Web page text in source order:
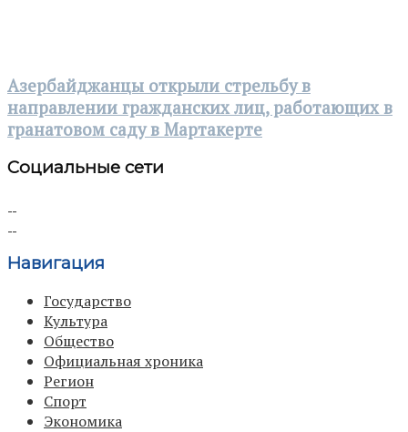
Азербайджанцы открыли стрельбу в
направлении гражданских лиц, работающих в
гранатовом саду в Мартакерте
Социальные сети
Навигация
Государство
Культура
Общество
Официальная хроника
Регион
Спорт
Экономика